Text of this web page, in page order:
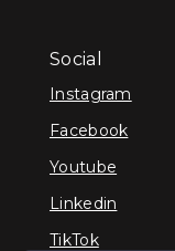
Social
Instagram
Facebook
Youtube
Linkedin
TikTok